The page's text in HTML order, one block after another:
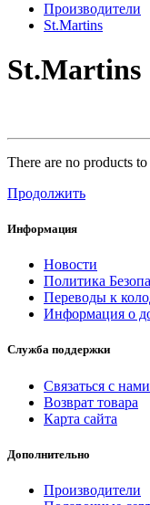
Производители
St.Martins
St.Martins
There are no products
Продолжить
Информация
Новости
Политика
Переводы к
Информация о
Служба поддержки
Связаться с нами
Возврат товара
Карта сайта
Дополнительно
Производители